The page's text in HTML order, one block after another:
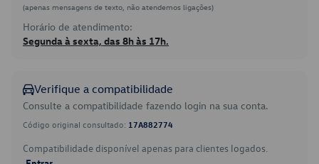
(apenas mensagens de texto, não atendemos ligações)
Horário de atendimento:
Segunda à sexta, das 8h às 17h.
Verifique a compatibilidade
Consulte a compatibilidade fazendo login na sua conta.
Código original consultado: 17A882774
Compatibilidade disponível apenas para clientes logados.